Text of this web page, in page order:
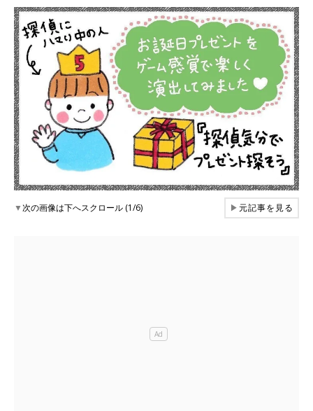
▼次の画像は下へスクロール (1/6) ▶元記事を見る